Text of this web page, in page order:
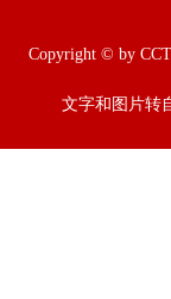
Copyright © by
文字和图片转